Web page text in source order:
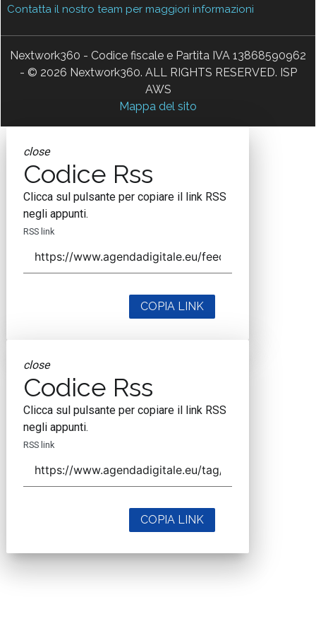
Contatta il nostro team per maggiori informazioni
Nextwork360 - Codice fiscale e Partita IVA 13868590962
- © 2026 Nextwork360. ALL RIGHTS RESERVED. ISP
AWS
Mappa del sito
close
Codice Rss
Clicca sul pulsante per copiare il link RSS
negli appunti.
RSS link
COPIA LINK
close
Codice Rss
Clicca sul pulsante per copiare il link RSS
negli appunti.
RSS link
COPIA LINK